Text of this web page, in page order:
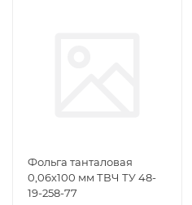
Фольга танталовая
0,06х100 мм ТВЧ ТУ 48-
19-258-77